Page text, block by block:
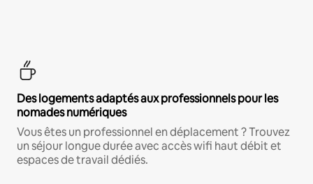
Des logements adaptés aux professionnels pour les
nomades numériques
Vous êtes un professionnel en déplacement ? Trouvez
un séjour longue durée avec accès wifi haut débit et
espaces de travail dédiés.